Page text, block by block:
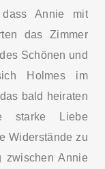
dass Annie mit
das Zimmer
Schönen und
Holmes im
bald heiraten
starke Liebe
Widerstände zu
zwischen Annie